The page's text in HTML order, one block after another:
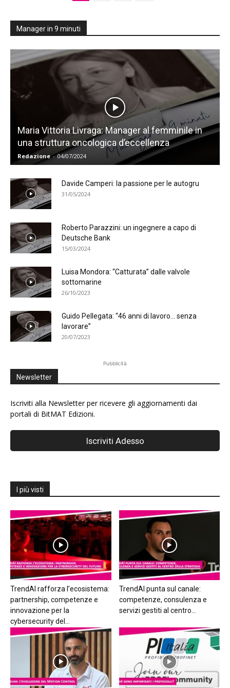
Manager in 9 minuti
Maria Vittoria Livraga: Manager al femminile in
una struttura oncologica d’eccellenza
Redazione - 04/07/2024
Davide Camperi: la passione per le autogru
31/05/2024
Roberto Parazzini: un ingegnere a capo di
Deutsche Bank
15/03/2024
Luisa Mondora: “Catturata” dalle valvole
sottomarine
26/10/2023
Guido Pellegata: “46 anni di lavoro… senza
lavorare”
20/07/2023
Pubblicità
Newsletter
Iscriviti alla Newsletter per ricevere gli aggiornamenti dai
portali di BitMAT Edizioni.
I più visti
TrendAI rafforza l’ecosistema:
partnership, competenze e
innovazione per la
cybersecurity del...
TrendAI punta sul canale:
competenze, consulenza e
servizi gestiti al centro...